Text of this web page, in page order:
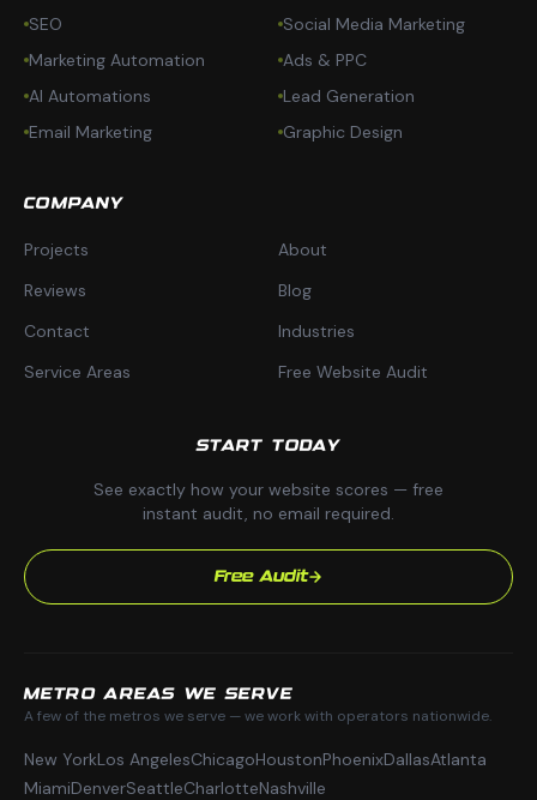
SEO
Social Media Marketing
Marketing Automation
Ads & PPC
AI Automations
Lead Generation
Email Marketing
Graphic Design
COMPANY
Projects
About
Reviews
Blog
Contact
Industries
Service Areas
Free Website Audit
START TODAY
See exactly how your website scores — free
instant audit, no email required.
Free Audit
METRO AREAS WE SERVE
A few of the metros we serve — we work with operators nationwide.
New YorkLos AngelesChicagoHoustonPhoenixDallasAtlanta
MiamiDenverSeattleCharlotteNashville